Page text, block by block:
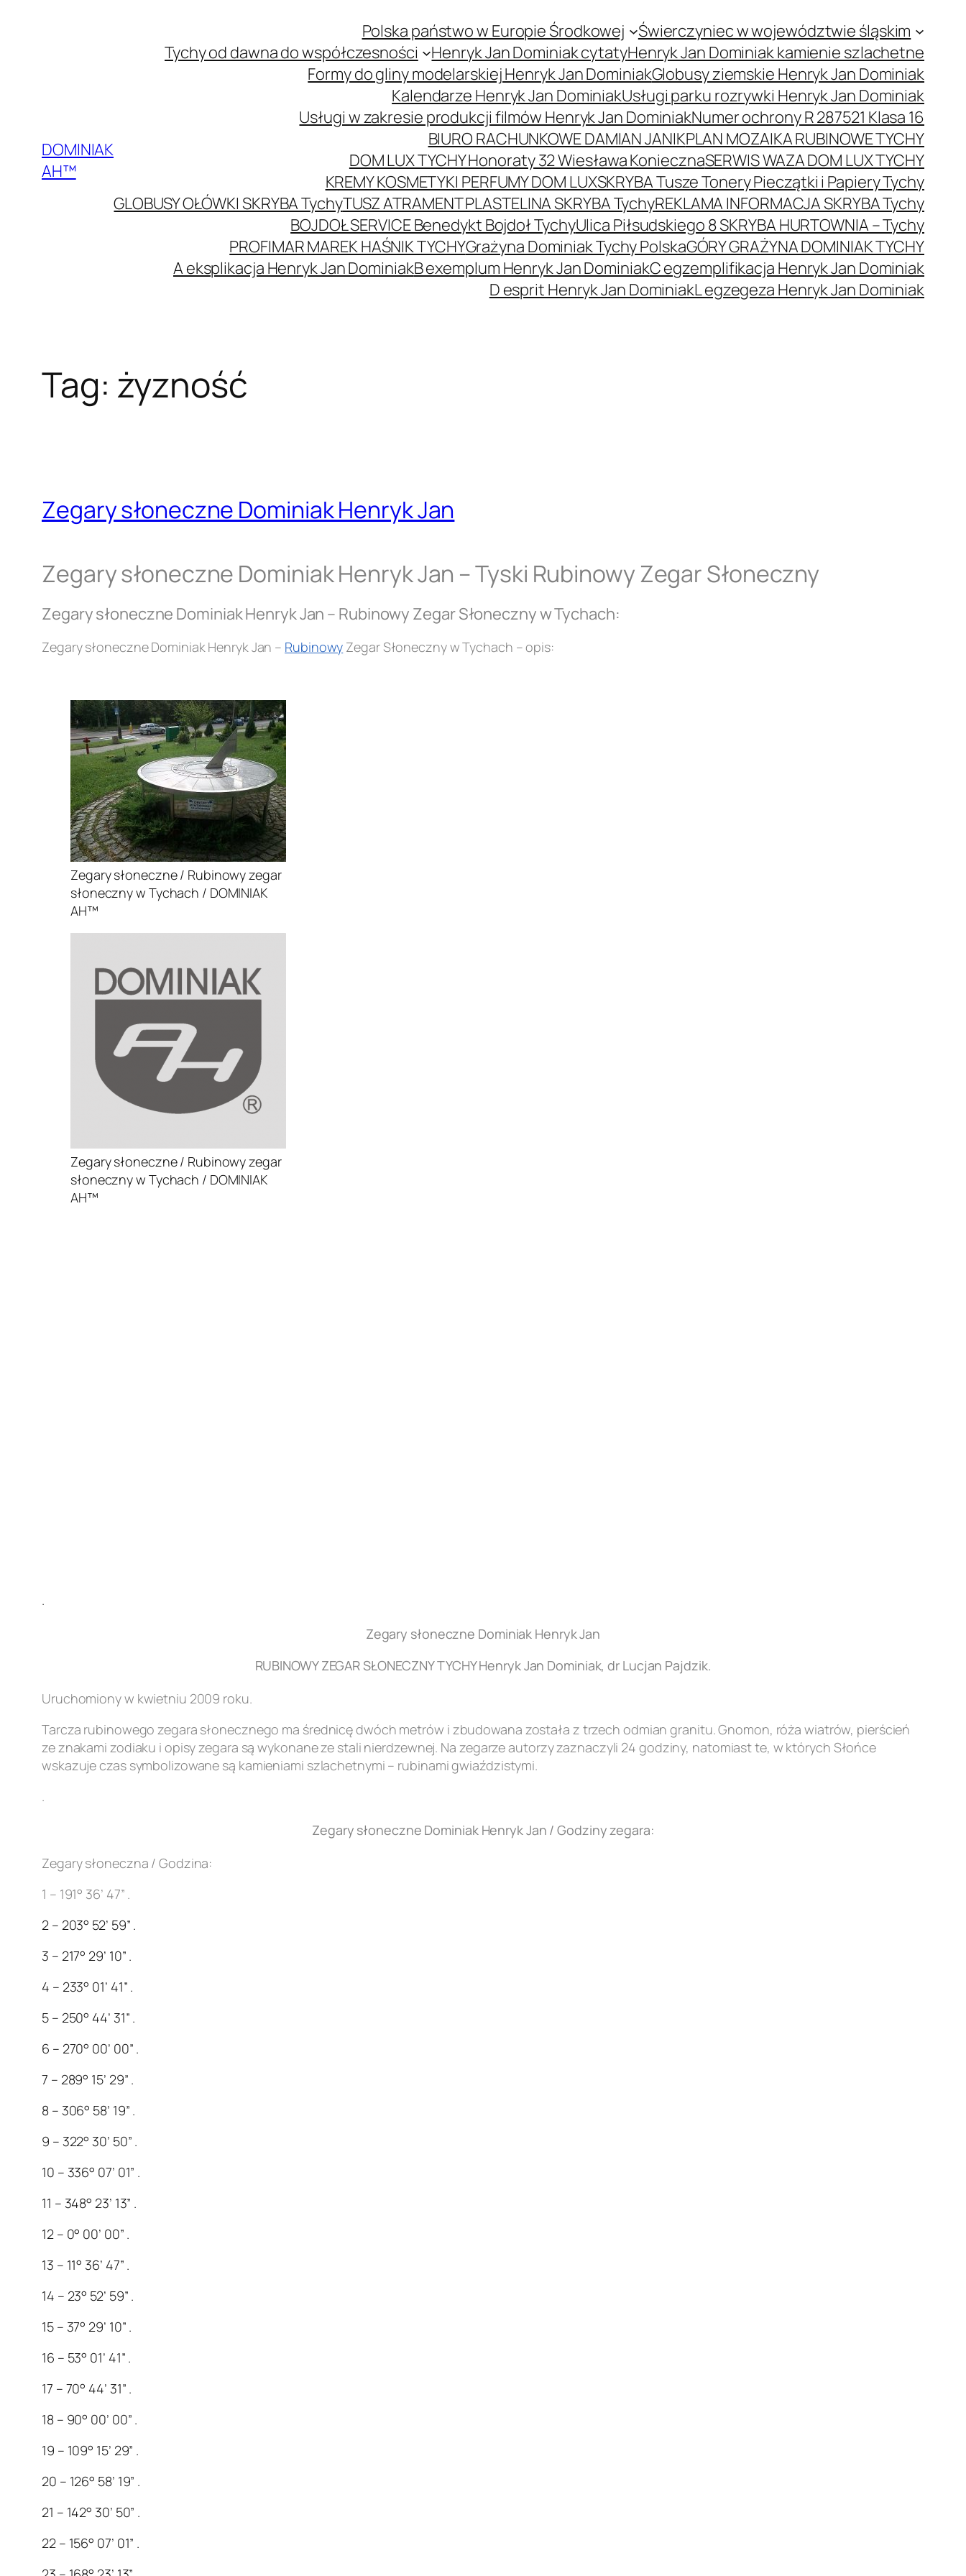
DOMINIAK
AH™
Polska państwo w Europie Środkowej
Świerczyniec w województwie śląskim
Tychy od dawna do współczesności
Henryk Jan Dominiak cytatyHenryk Jan Dominiak kamienie szlachetne
Formy do gliny modelarskiej Henryk Jan DominiakGlobusy ziemskie Henryk Jan Dominiak
Kalendarze Henryk Jan DominiakUsługi parku rozrywki Henryk Jan Dominiak
Usługi w zakresie produkcji filmów Henryk Jan DominiakNumer ochrony R 287521 Klasa 16
BIURO RACHUNKOWE DAMIAN JANIKPLAN MOZAIKA RUBINOWE TYCHY
DOM LUX TYCHY Honoraty 32 Wiesława KoniecznaSERWIS WAZA DOM LUX TYCHY
KREMY KOSMETYKI PERFUMY DOM LUXSKRYBA Tusze Tonery Pieczątki i Papiery Tychy
GLOBUSY OŁÓWKI SKRYBA TychyTUSZ ATRAMENT PLASTELINA SKRYBA TychyREKLAMA INFORMACJA SKRYBA Tychy
BOJDOŁ SERVICE Benedykt Bojdoł TychyUlica Piłsudskiego 8 SKRYBA HURTOWNIA – Tychy
PROFIMAR MAREK HAŚNIK TYCHYGrażyna Dominiak Tychy PolskaGÓRY GRAŻYNA DOMINIAK TYCHY
A eksplikacja Henryk Jan DominiakB exemplum Henryk Jan DominiakC egzemplifikacja Henryk Jan Dominiak
D esprit Henryk Jan DominiakL egzegeza Henryk Jan Dominiak
Tag: żyzność
Zegary słoneczne Dominiak Henryk Jan
Zegary słoneczne Dominiak Henryk Jan – Tyski Rubinowy Zegar Słoneczny
Zegary słoneczne Dominiak Henryk Jan – Rubinowy Zegar Słoneczny w Tychach:
Zegary słoneczne Dominiak Henryk Jan – Rubinowy Zegar Słoneczny w Tychach – opis:
Zegary słoneczne / Rubinowy zegar
słoneczny w Tychach / DOMINIAK
AH™
Zegary słoneczne / Rubinowy zegar
słoneczny w Tychach / DOMINIAK
AH™
.
Zegary słoneczne Dominiak Henryk Jan
RUBINOWY ZEGAR SŁONECZNY TYCHY Henryk Jan Dominiak, dr Lucjan Pajdzik.
Uruchomiony w kwietniu 2009 roku.
Tarcza rubinowego zegara słonecznego ma średnicę dwóch metrów i zbudowana została z trzech odmian granitu. Gnomon, róża wiatrów, pierścień
ze znakami zodiaku i opisy zegara są wykonane ze stali nierdzewnej. Na zegarze autorzy zaznaczyli 24 godziny, natomiast te, w których Słońce
wskazuje czas symbolizowane są kamieniami szlachetnymi – rubinami gwiaździstymi.
.
Zegary słoneczne Dominiak Henryk Jan / Godziny zegara:
Zegary słoneczna / Godzina:
1 – 191° 36’ 47” .
2 – 203° 52’ 59” .
3 – 217° 29’ 10” .
4 – 233° 01’ 41” .
5 – 250° 44’ 31” .
6 – 270° 00’ 00” .
7 – 289° 15’ 29” .
8 – 306° 58’ 19” .
9 – 322° 30’ 50” .
10 – 336° 07’ 01” .
11 – 348° 23’ 13” .
12 – 0° 00’ 00” .
13 – 11° 36’ 47” .
14 – 23° 52’ 59” .
15 – 37° 29’ 10” .
16 – 53° 01’ 41” .
17 – 70° 44’ 31” .
18 – 90° 00’ 00” .
19 – 109° 15’ 29” .
20 – 126° 58’ 19” .
21 – 142° 30’ 50” .
22 – 156° 07’ 01” .